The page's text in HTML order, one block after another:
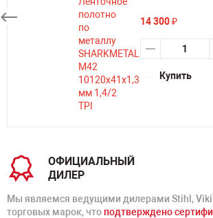
14 300₽
Купить
ОФИЦИАЛЬНЫЙ
ДИЛЕР
Мы являемся ведущими дилерами Stihl,
торговых марок, что подтверждено